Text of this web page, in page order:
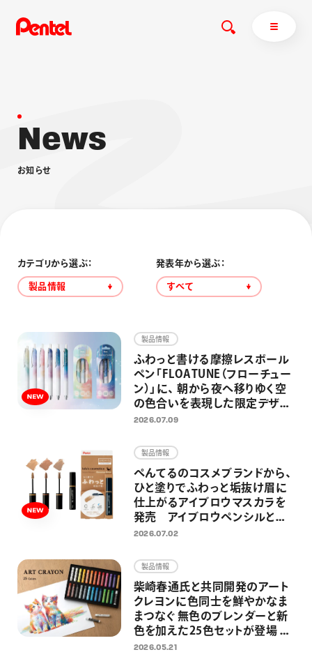
商品を探す
ブラッシュ（筆）
その他
採用情報
運営会社
News
お知 らせ
カテゴリから選ぶ：
製品情報
発表年から選ぶ：
すべて
製品情報
ふわっと書ける摩擦レスボール
ペン「FLOATUNE（フローチュー
ン）」に、 朝から夜へ移りゆく空
の色合いを表現した限定デザイ
ンが登場 忙しい毎日の中でふ
ックス感のある仕上がりに
2026.07.09
製品情報
ぺんてるのコスメブランドから、
ひと塗りでふわっと垢抜け眉に
仕上がるアイブロウマスカラを
発売 アイブロウペンシルと合
わせ使いしやすい シナモンベー
の3色展開
2026.07.02
製品情報
柴崎春通氏と共同開発のアート
クレヨンに色同士を鮮やかなま
まつなぐ 無色のブレンダーと新
色を加えた25色セットが登場 混
色・グラデーション表現がさらに
2026.05.21